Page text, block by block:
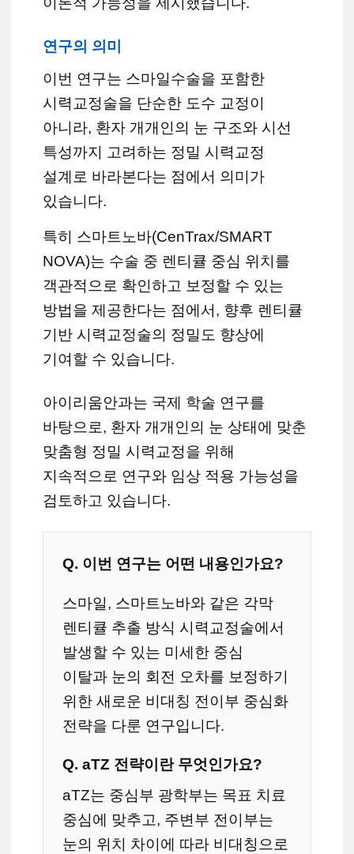
연구의 의미
이번 연구는 스마일수술을 포함한
시력교정술을 단순한 도수 교정이
아니라, 환자 개개인의 눈 구조와 시선
특성까지 고려하는 정밀 시력교정
설계로 바라본다는 점에서 의미가
있습니다.
특히 스마트노바(CenTrax/SMART
NOVA)는 수술 중 렌티큘 중심 위치를
객관적으로 확인하고 보정할 수 있는
방법을 제공한다는 점에서, 향후 렌티큘
기반 시력교정술의 정밀도 향상에
기여할 수 있습니다.
아이리움안과는 국제 학술 연구를
바탕으로, 환자 개개인의 눈 상태에 맞춘
맞춤형 정밀 시력교정을 위해
지속적으로 연구와 임상 적용 가능성을
검토하고 있습니다.
Q. 이번 연구는 어떤 내용인가요?
스마일, 스마트노바와 같은 각막
렌티큘 추출 방식 시력교정술에서
발생할 수 있는 미세한 중심
이탈과 눈의 회전 오차를 보정하기
위한 새로운 비대칭 전이부 중심화
전략을 다룬 연구입니다.
Q. aTZ 전략이란 무엇인가요?
aTZ는 중심부 광학부는 목표 치료
중심에 맞추고, 주변부 전이부는
눈의 위치 차이에 따라 비대칭으로